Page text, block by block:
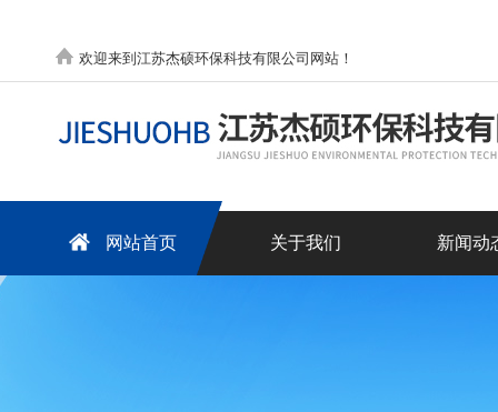
欢迎来到江苏杰硕环保科技有限公司网站！
网站首页 关于我们 新闻动